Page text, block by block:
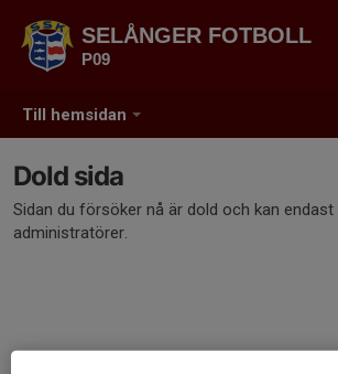
Till hemsidan
SELÅNGER FOTBOLL
P09
Dold sida
Sidan du försöker nå är dold och kan
administratörer.